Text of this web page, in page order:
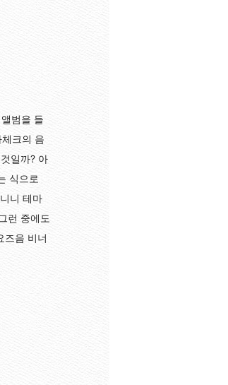
범을 들
크의 음
일까? 아
식으로
니 테마
런 중에도
즈음 비너